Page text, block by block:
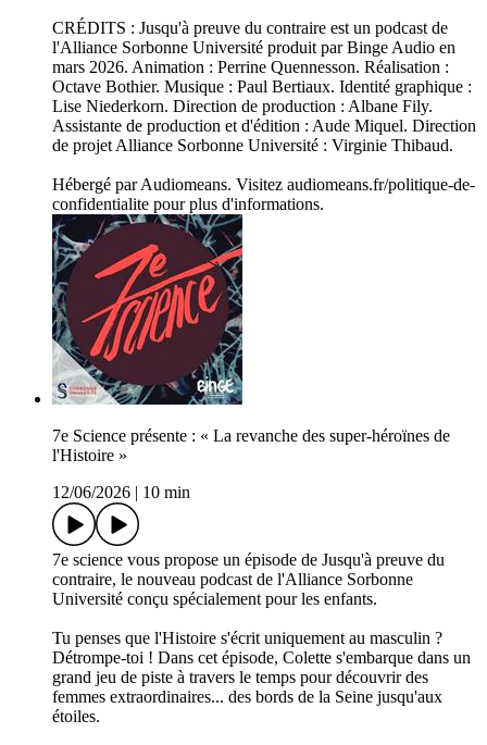
CRÉDITS : Jusqu'à preuve du contraire est un podcast de
l'Alliance Sorbonne Université produit par Binge Audio en
mars 2026. Animation : Perrine Quennesson. Réalisation :
Octave Bothier. Musique : Paul Bertiaux. Identité graphique :
Lise Niederkorn. Direction de production : Albane Fily.
Assistante de production et d'édition : Aude Miquel. Direction
de projet Alliance Sorbonne Université : Virginie Thibaud.
Hébergé par Audiomeans. Visitez audiomeans.fr/politique-de-
confidentialite pour plus d'informations.
7e Science présente : « La revanche des super-héroïnes de
l'Histoire »
12/06/2026
10 min
7e science vous propose un épisode de Jusqu'à preuve du
contraire, le nouveau podcast de l'Alliance Sorbonne
Université conçu spécialement pour les enfants.
Tu penses que l'Histoire s'écrit uniquement au masculin ?
Détrompe-toi ! Dans cet épisode, Colette s'embarque dans un
grand jeu de piste à travers le temps pour découvrir des
femmes extraordinaires... des bords de la Seine jusqu'aux
étoiles.